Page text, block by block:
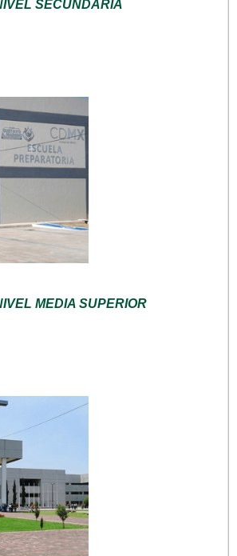
SECUNDARIA
MEDIA SUPERIOR